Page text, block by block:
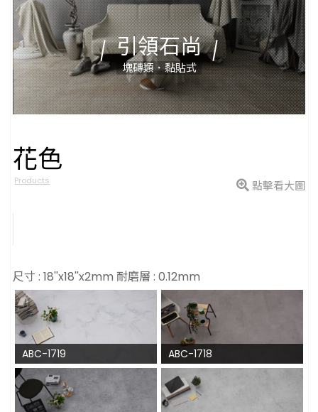
引領石尚
塊磚類．黏貼式
花色
Products 點擊看大圖
尺寸 : 18''x18''x2mm 耐磨層 : 0.12mm
ABC-1719 ABC-1718